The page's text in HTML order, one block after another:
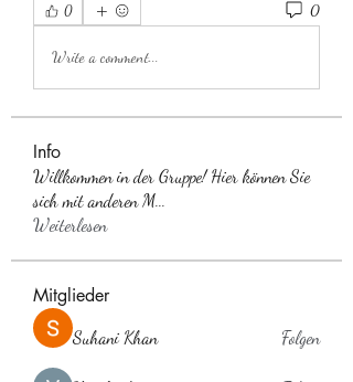
0 0
Write a comment...
Info
Willkommen in der Gruppe! Hier können Sie
sich mit anderen M
Weiterlesen
Mitglieder
Suhani Khan Folgen